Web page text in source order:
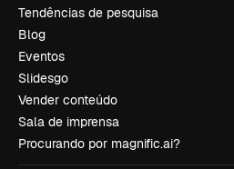
Tendências de pesquisa
Blog
Eventos
Slidesgo
Vender conteúdo
Sala de imprensa
Procurando por magnific.ai?